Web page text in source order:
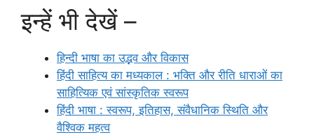
इन्हें भी देखें –
हिन्दी भाषा का उद्भव और विकास
हिंदी साहित्य का मध्यकाल : भक्ति और रीति धाराओं का
साहित्यिक एवं सांस्कृतिक स्वरूप
हिंदी भाषा : स्वरूप, इतिहास, संवैधानिक स्थिति और
वैश्विक महत्व